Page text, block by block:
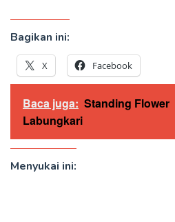
Bagikan ini:
X Facebook
Baca juga: Standing Flower
Labungkari
Menyukai ini: